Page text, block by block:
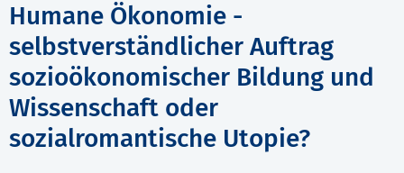
Humane Ökonomie -
selbstverständlicher Auftrag
sozioökonomischer Bildung und
Wissenschaft oder
sozialromantische Utopie?